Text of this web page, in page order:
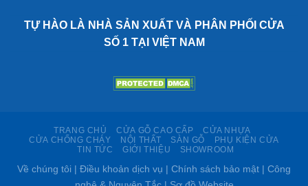
TỰ HÀO LÀ NHÀ SẢN XUẤT VÀ PHÂN PHỐI CỬA
SỐ 1 TẠI VIỆT NAM
TRANG CHỦ CỬA GỖ CAO CẤP
CỬA NHỰA
CỬA CHỐNG CHÁY
NỘI THẤT SÀN GỖ
PHỤ KIỆN CỬA
TIN TỨC
GIỚI THIỆU SHOWROOM
Về chúng tôi | Điều khoản dịch vụ | Chính sách bảo mật | Công